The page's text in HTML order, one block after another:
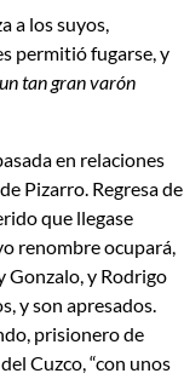
a los suyos,
permitió fugarse, y
tan gran varón
en relaciones
Pizarro. Regresa de
que llegase
renombre ocupará,
Gonzalo, y Rodrigo
y son apresados.
prisionero de
Cuzco, “con unos